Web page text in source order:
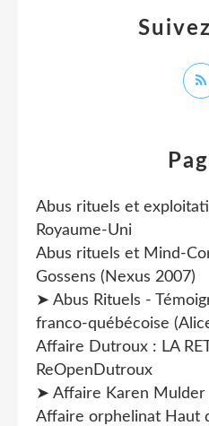
Abus rituels et
Royaume-Uni
Abus rituels et Mind-
Gossens (Nexus 2007)
➤ Abus Rituels -
franco-québécoise
Affaire Dutroux : LA
ReOpenDutroux
➤ Affaire Karen Mulder
Affaire orphelinat Haut